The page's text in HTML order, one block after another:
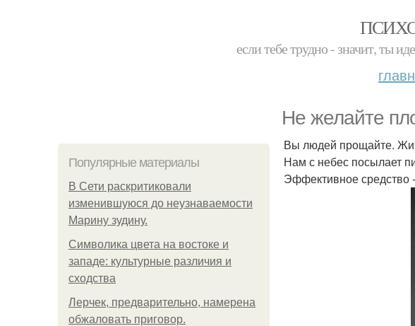
если тебе трудно - значит, ты
Не желайте
Популярные материалы
В Сети раскритиковали
изменившуюся до неузнаваемости
Марину зудину.
Символика цвета на востоке и
западе: культурные различия и
сходства
Лерчек, предварительно, намерена
обжаловать приговор.
Вы людей прощайте.
Нам с небес посылает
Эффективное средство